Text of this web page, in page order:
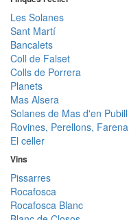
Les Solanes
Sant Martí
Bancalets
Coll de Falset
Colls de Porrera
Planets
Mas Alsera
Solanes de Mas d'en Pubill
Rovines, Perellons, Farena
El celler
Vins
Pissarres
Rocafosca
Rocafosca Blanc